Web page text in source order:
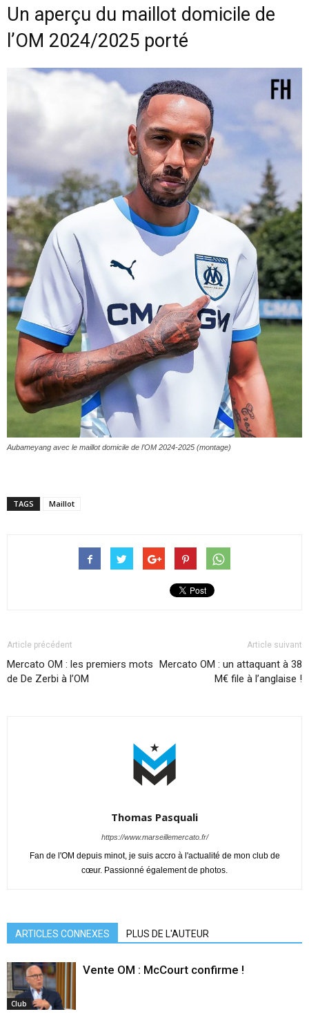
Un aperçu du maillot domicile de
l’OM 2024/2025 porté
Aubameyang avec le maillot domicile de l’OM 2024-2025 (montage)
TAGS Maillot
Article précédent
Mercato OM : les premiers mots
de De Zerbi à l’OM
Article suivant
Mercato OM : un attaquant à 38
M€ file à l’anglaise !
Thomas Pasquali
https://www.marseillemercato.fr/
Fan de l'OM depuis minot, je suis accro à l'actualité de mon club de
cœur. Passionné également de photos.
ARTICLES CONNEXES PLUS DE L'AUTEUR
Club
Vente OM : McCourt confirme !